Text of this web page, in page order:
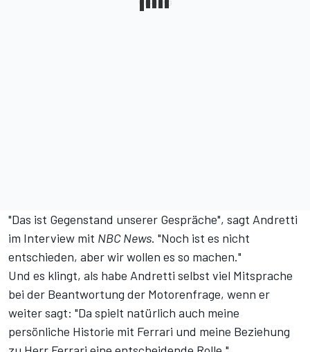
"Das ist Gegenstand unserer Gespräche", sagt Andretti
im Interview mit NBC News. "Noch ist es nicht
entschieden, aber wir wollen es so machen."
Und es klingt, als habe Andretti selbst viel Mitsprache
bei der Beantwortung der Motorenfrage, wenn er
weiter sagt: "Da spielt natürlich auch meine
persönliche Historie mit Ferrari und meine Beziehung